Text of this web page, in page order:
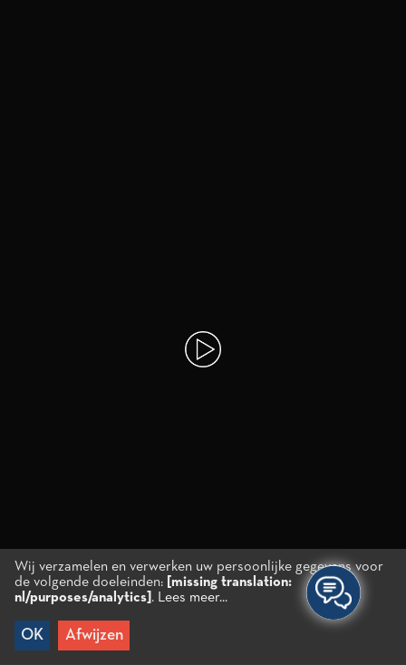
Wij verzamelen en verwerken uw persoonlijke gegevens voor
de volgende doeleinden: [missing translation:
nl/purposes/analytics] . Lees meer...
OK Afwijzen